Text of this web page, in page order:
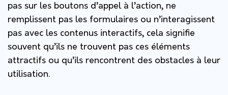
pas sur les boutons d’appel à l’action, ne
remplissent pas les formulaires ou n’interagissent
pas avec les contenus interactifs, cela signifie
souvent qu’ils ne trouvent pas ces éléments
attractifs ou qu’ils rencontrent des obstacles à leur
utilisation.